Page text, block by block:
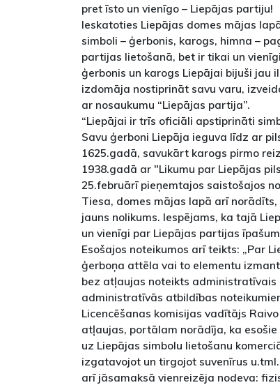
pret īsto un vienīgo – Liepājas partiju!
Ieskatoties Liepājas domes mājas
simboli – ģerbonis, karogs, himna –
partijas lietošanā, bet ir tikai un
ģerbonis un karogs Liepājai bijuši jau
izdomāja nostiprināt savu varu,
ar nosaukumu “Liepājas partija”.
“Liepājai ir trīs oficiāli apstiprināti
Savu ģerboni Liepāja ieguva līdz ar
1625.gadā, savukārt karogs pirmo
1938.gadā ar "Likumu par Liepājas
25.februārī pieņemtajos saistošajos
Tiesa, domes mājas lapā arī
jauns nolikums. Iespējams, ka tajā
un vienīgi par Liepājas partijas
Esošajos noteikumos arī teikts: „Par
ģerboņa attēla vai to elementu
bez atļaujas noteikts administratīvais
administratīvās atbildības
Licencēšanas komisijas vadītājs
atļaujas, portālam norādīja, ka
uz Liepājas simbolu lietošanu
izgatavojot un tirgojot suvenīrus
arī jāsamaksā vienreizēja nodeva: